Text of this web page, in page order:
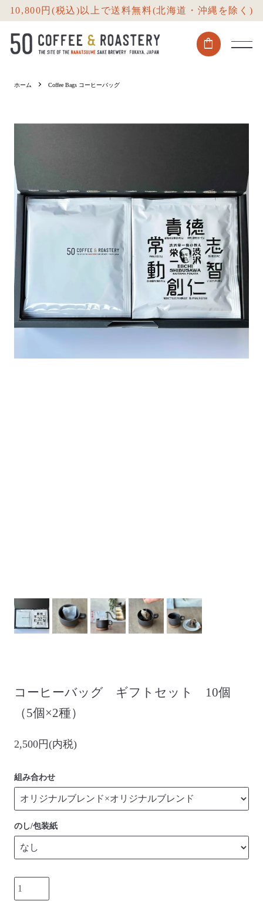
10,800円(税込)以上で送料無料(北海道・沖縄を除く)
shopping_bag
ホーム Coffee Bags コーヒーバッグ
コーヒーバッグ ギフトセット 10個
（5個×2種）
2,500円(内税)
組み合わせ
のし/包装紙